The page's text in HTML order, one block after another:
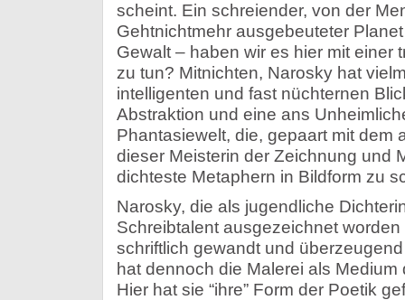
scheint. Ein schreiender, von der
Gehtnichtmehr ausgebeuteter
Gewalt – haben wir es hier mit einer
zu tun? Mitnichten, Narosky hat
intelligenten und fast nüchternen
Abstraktion und eine ans
Phantasiewelt, die, gepaart mit dem
dieser Meisterin der Zeichnung und
dichteste Metaphern in Bildform zu
Narosky, die als jugendliche
Schreibtalent ausgezeichnet
schriftlich gewandt und
hat dennoch die Malerei als
Hier hat sie “ihre” Form der Poetik